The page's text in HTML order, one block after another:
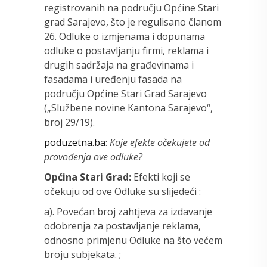
registrovanih na području Općine Stari
grad Sarajevo, što je regulisano članom
26. Odluke o izmjenama i dopunama
odluke o postavljanju firmi, reklama i
drugih sadržaja na građevinama i
fasadama i uređenju fasada na
području Općine Stari Grad Sarajevo
(„Službene novine Kantona Sarajevo“,
broj 29/19).
poduzetna.ba: Koje efekte očekujete od
provođenja ove odluke?
Općina Stari Grad: Efekti koji se
očekuju od ove Odluke su slijedeći :
a). Povećan broj zahtjeva za izdavanje
odobrenja za postavljanje reklama,
odnosno primjenu Odluke na što većem
broju subjekata. ;